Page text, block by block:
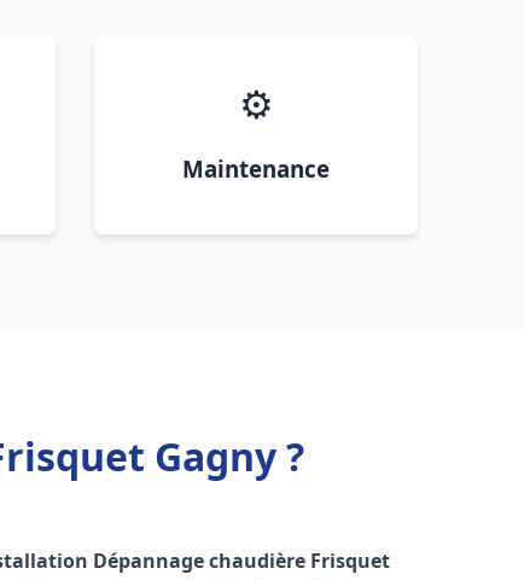
⚙️
Maintenance
Gagny ?
Dépannage chaudière Frisquet